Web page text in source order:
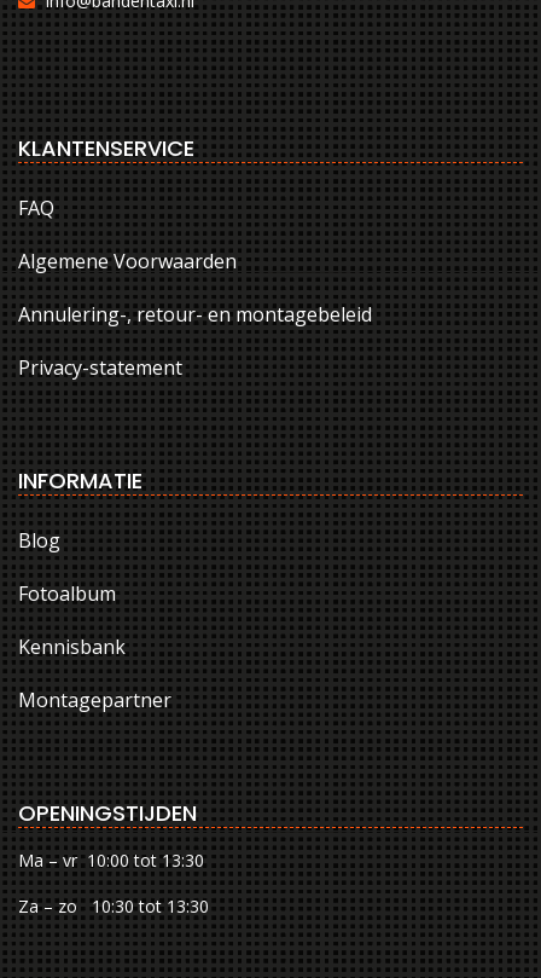
KLANTENSERVICE
FAQ
Algemene Voorwaarden
Annulering-, retour- en montagebeleid
Privacy-statement
INFORMATIE
Blog
Fotoalbum
Kennisbank
Montagepartner
OPENINGSTIJDEN
Ma – vr 10:00 tot 13:30
Za – zo 10:30 tot 13:30